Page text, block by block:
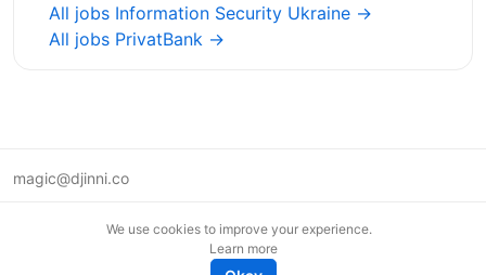
All jobs Information Security Ukraine →
All jobs PrivatBank →
magic@djinni.co
We use cookies to improve your experience.
Learn more